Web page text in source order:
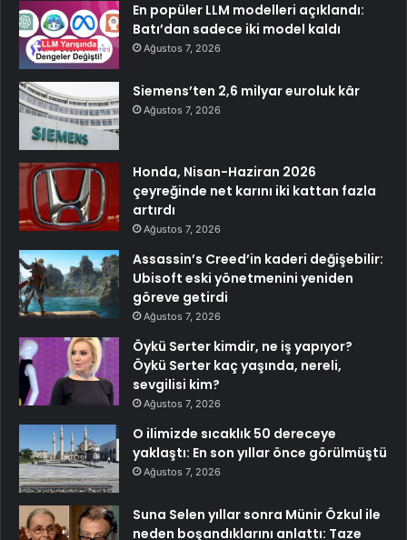
En popüler LLM modelleri açıklandı:
Batı’dan sadece iki model kaldı
Ağustos 7, 2026
Siemens’ten 2,6 milyar euroluk kâr
Ağustos 7, 2026
Honda, Nisan-Haziran 2026
çeyreğinde net karını iki kattan fazla
artırdı
Ağustos 7, 2026
Assassin’s Creed’in kaderi değişebilir:
Ubisoft eski yönetmenini yeniden
göreve getirdi
Ağustos 7, 2026
Öykü Serter kimdir, ne iş yapıyor?
Öykü Serter kaç yaşında, nereli,
sevgilisi kim?
Ağustos 7, 2026
O ilimizde sıcaklık 50 dereceye
yaklaştı: En son yıllar önce görülmüştü
Ağustos 7, 2026
Suna Selen yıllar sonra Münir Özkul ile
neden boşandıklarını anlattı: Taze